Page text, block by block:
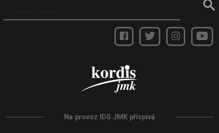
Na provoz IDS JMK přispívá